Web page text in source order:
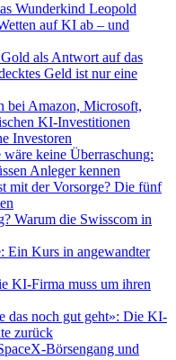
Wunderkind Leopold
auf KI ab – und
als Antwort auf das
Geld ist nur eine
bei Amazon, Microsoft,
KI-Investitionen
Investoren
keine Überraschung:
Anleger kennen
mit der Vorsorge? Die fünf
Warum die Swisscom in
Ein Kurs in angewandter
KI-Firma muss um ihren
das noch gut geht»: Die KI-
zurück
Börsengang und